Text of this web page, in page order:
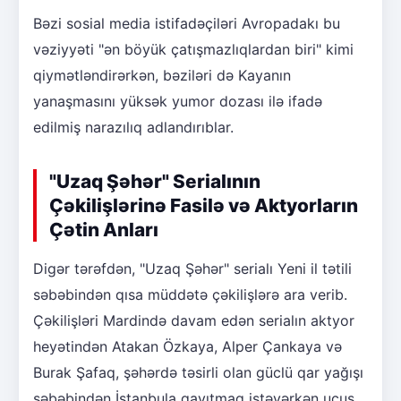
Bəzi sosial media istifadəçiləri Avropadakı bu
vəziyyəti "ən böyük çatışmazlıqlardan biri" kimi
qiymətləndirərkən, bəziləri də Kayanın
yanaşmasını yüksək yumor dozası ilə ifadə
edilmiş narazılıq adlandırıblar.
"Uzaq Şəhər" Serialının
Çəkilişlərinə Fasilə və Aktyorların
Çətin Anları
Digər tərəfdən, "Uzaq Şəhər" serialı Yeni il tətili
səbəbindən qısa müddətə çəkilişlərə ara verib.
Çəkilişləri Mardində davam edən serialın aktyor
heyətindən Atakan Özkaya, Alper Çankaya və
Burak Şafaq, şəhərdə təsirli olan güclü qar yağışı